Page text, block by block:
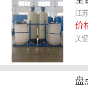
选
江
价
关
盘